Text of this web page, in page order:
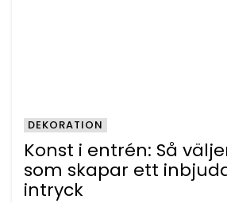
Konst i entrén: Så
som skapar ett
intryck
DEKORATION